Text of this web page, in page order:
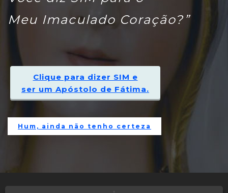
Meu Imaculado Coração?”
Clique para dizer SIM e
ser um Apóstolo de Fátima.
Hum, ainda não tenho certeza